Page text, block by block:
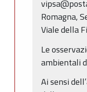
Romagna,
Viale della
Le
ambientali
Ai sensi